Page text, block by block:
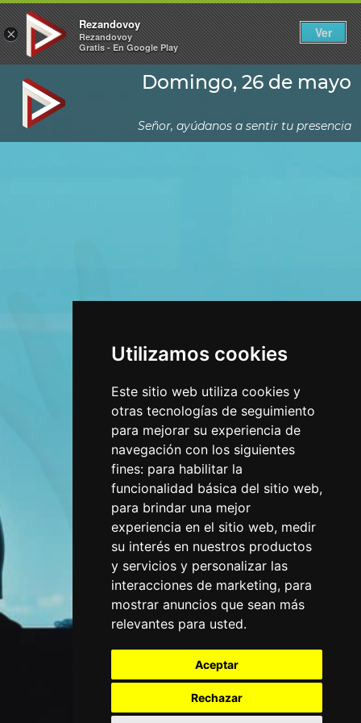
Utilizamos cookies
Este sitio web utiliza cookies y
otras tecnologías de seguimiento
para mejorar su experiencia de
navegación con los siguientes
fines: para habilitar la
funcionalidad básica del sitio web,
para brindar una mejor
experiencia en el sitio web, medir
su interés en nuestros productos
y servicios y personalizar las
interacciones de marketing, para
mostrar anuncios que sean más
relevantes para usted.
Aceptar
Rechazar
×
Rezandovoy
Rezandovoy
Gratis - En Google Play
Ver
Domingo, 26 de mayo
Señor, ayúdanos a sentir tu presencia